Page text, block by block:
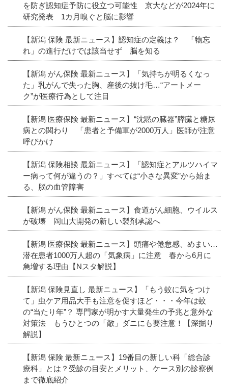
を防ぎ認知症予防に役立つ可能性 京大などが2024年に
研究発表 1カ月嗅ぐと脳に影響
【新潟 保険 最新ニュース】認知症の定義は？ 「物忘
れ」の進行だけでは該当せず 脳を知る
【新潟 がん保険 最新ニュース】「気持ちが明るくなっ
た」乳がんで失った胸、産後の抜け毛…“アートメー
ク”が医療行為として注目
【新潟 医療保険 最新ニュース】“沈黙の臓器”膵臓と糖尿
病との関わり 「患者と予備軍が2000万人」医師が注意
呼びかけ
【新潟 保険相談 最新ニュース】「認知症とアルツハイマ
ー病って何が違うの？」すべては“小さな異変”から始ま
る、脳の血管障害
【新潟 がん保険 最新ニュース】食道がん細胞、ウイルス
が破壊 岡山大開発の新しい製剤承認へ
【新潟 医療保険 最新ニュース】頭痛や倦怠感、めまい…
潜在患者1000万人超の「気象病」に注意 春から6月に
急増する理由【Nスタ解説】
【新潟 保険見直し 最新ニュース】「もう蚊に気をつけ
て」虫ケア用品大手も注意を促すほど・・・今年は蚊
の“当たり年”？ 専門家が明かす大量発生の予兆と意外な
対策法 もうひとつの「敵」ダニにも要注意！【深掘り
解説】
【新潟 保険 最新ニュース】19番目の新しい科「総合診
療科」とは？受診の目安とメリット、ケース別の診察例
まで徹底紹介